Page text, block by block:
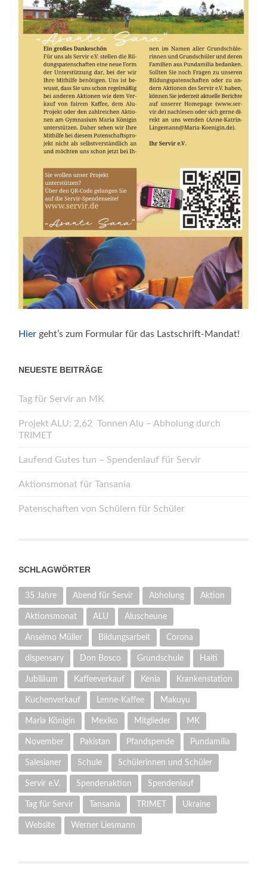
Hier geht’s zum Formular für das Lastschrift-Mandat!
NEUESTE BEITRÄGE
Tag für Servir an MK
Projekt ALU: 2,62 Tonnen Alu – Abholung durch
TRIMET
Laufend Gutes tun – Spendenlauf für Servir
Aktionsmonat für Tansania
Patenschaften von Schülern für Schüler
SCHLAGWÖRTER
35 Jahre Abend für Servir Abholung Aktion
Aktionsmonat ALU Aluscheune
Anselmo Müller Bildungsarbeit Corona
dispensary Don Bosco Grundschule Haiti
Jubiläum Kaffeeverkauf Kenia Krankenstation
Kuchenverkauf Lenne-Kaffee Makuyu
Maria Königin Mexiko Mitglieder MK
November Pakistan Pfandspende Pundamilia
Salesianer Schule Schülerinnen und Schüler
Servir e.V. Spendenaktion Spendenlauf
Tag für Servir Tansania TRIMET Ukraine
Website Werner Liesmann